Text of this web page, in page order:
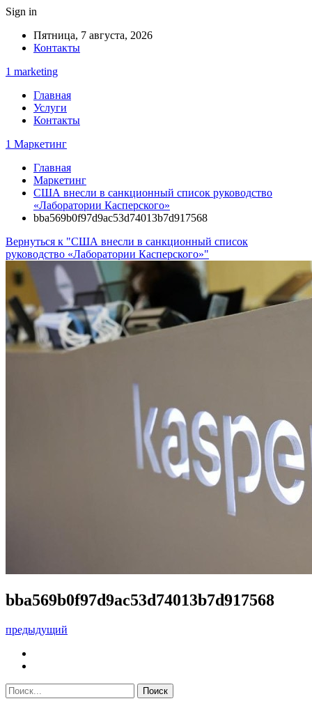
Sign in
Пятница, 7 августа, 2026
Контакты
1 marketing
Главная
Услуги
Контакты
1 Маркетинг
Главная
Маркетинг
США внесли в санкционный список руководство
«Лаборатории Касперского»
bba569b0f97d9ac53d74013b7d917568
Вернуться к "США внесли в санкционный список
руководство «Лаборатории Касперского»"
bba569b0f97d9ac53d74013b7d917568
предыдущий